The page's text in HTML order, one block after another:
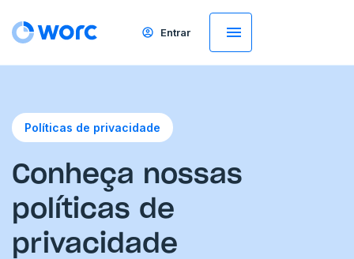
Entrar
Políticas de privacidade
Conheça nossas
políticas de
privacidade